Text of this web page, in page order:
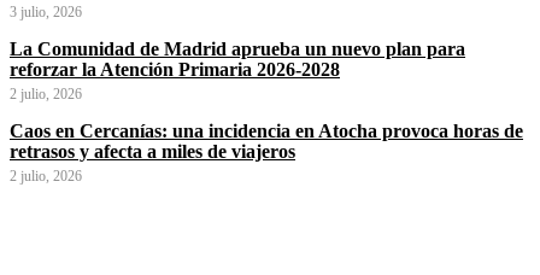
3 julio, 2026
La Comunidad de Madrid aprueba un nuevo plan para
reforzar la Atención Primaria 2026-2028
2 julio, 2026
Caos en Cercanías: una incidencia en Atocha provoca horas de
retrasos y afecta a miles de viajeros
2 julio, 2026